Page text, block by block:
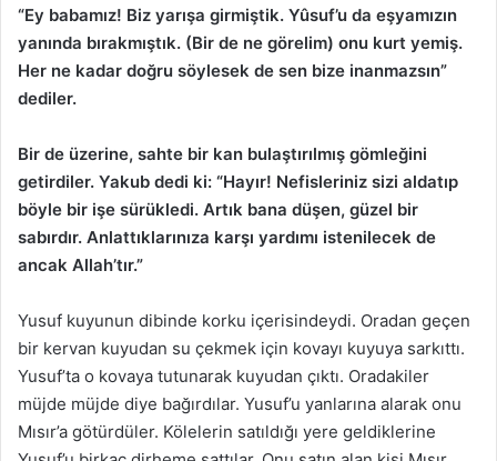
“Ey babamız! Biz yarışa girmiştik. Yûsuf’u da eşyamızın
yanında bırakmıştık. (Bir de ne görelim) onu kurt yemiş.
Her ne kadar doğru söylesek de sen bize inanmazsın”
dediler.
Bir de üzerine, sahte bir kan bulaştırılmış gömleğini
getirdiler. Yakub dedi ki: “Hayır! Nefisleriniz sizi aldatıp
böyle bir işe sürükledi. Artık bana düşen, güzel bir
sabırdır. Anlattıklarınıza karşı yardımı istenilecek de
ancak Allah’tır.”
Yusuf kuyunun dibinde korku içerisindeydi. Oradan geçen
bir kervan kuyudan su çekmek için kovayı kuyuya sarkıttı.
Yusuf’ta o kovaya tutunarak kuyudan çıktı. Oradakiler
müjde müjde diye bağırdılar. Yusuf’u yanlarına alarak onu
Mısır’a götürdüler. Kölelerin satıldığı yere geldiklerine